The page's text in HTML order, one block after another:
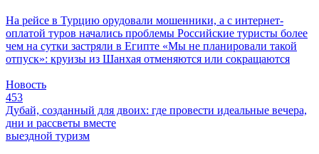
На рейсе в Турцию орудовали мошенники, а с интернет-
оплатой туров начались проблемы Российские туристы более
чем на сутки застряли в Египте «Мы не планировали такой
отпуск»: круизы из Шанхая отменяются или сокращаются
Новость
453
Дубай, созданный для двоих: где провести идеальные вечера,
дни и рассветы вместе
выездной туризм